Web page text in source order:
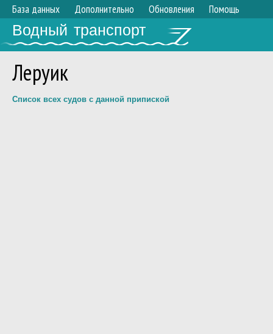
База данных Дополнительно Обновления Помощь
Водный транспорт
Леруик
Список всех судов с данной припиской